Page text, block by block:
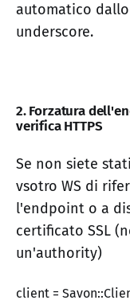
automatico dallo
underscore.
2. Forzatura
verifica HTTPS
Se non siete
vsotro WS di
l'endpoint o a
certificato SSL
un'authority)
client =